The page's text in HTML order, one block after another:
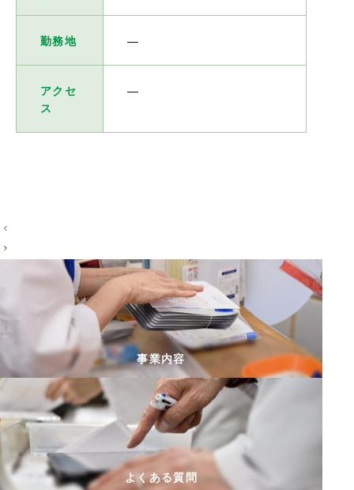
勤務地 ―
アクセ
ス
―
投
稿
ゲ
ー
ョ
ン
事業内容
よくある質問